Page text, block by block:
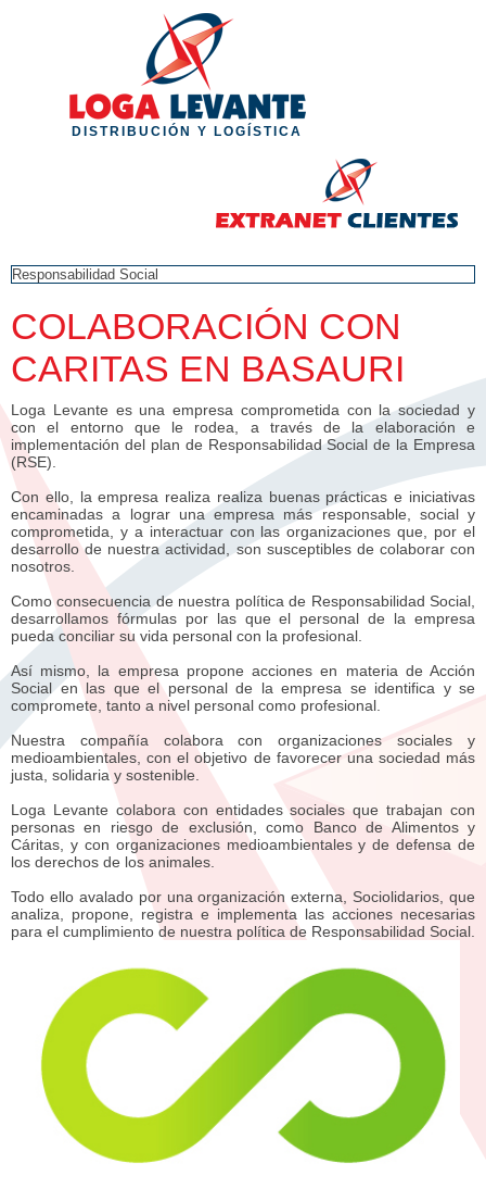
DISTRIBUCIÓN Y LOGÍSTICA
COLABORACIÓN CON
CARITAS EN BASAURI
Loga Levante es una empresa comprometida con la sociedad y
con el entorno que le rodea, a través de la elaboración e
implementación del plan de Responsabilidad Social de la Empresa
(RSE).
Con ello, la empresa realiza realiza buenas prácticas e iniciativas
encaminadas a lograr una empresa más responsable, social y
comprometida, y a interactuar con las organizaciones que, por el
desarrollo de nuestra actividad, son susceptibles de colaborar con
nosotros.
Como consecuencia de nuestra política de Responsabilidad Social,
desarrollamos fórmulas por las que el personal de la empresa
pueda conciliar su vida personal con la profesional.
Así mismo, la empresa propone acciones en materia de Acción
Social en las que el personal de la empresa se identifica y se
compromete, tanto a nivel personal como profesional.
Nuestra compañía colabora con organizaciones sociales y
medioambientales, con el objetivo de favorecer una sociedad más
justa, solidaria y sostenible.
Loga Levante colabora con entidades sociales que trabajan con
personas en riesgo de exclusión, como Banco de Alimentos y
Cáritas, y con organizaciones medioambientales y de defensa de
los derechos de los animales.
Todo ello avalado por una organización externa, Sociolidarios, que
analiza, propone, registra e implementa las acciones necesarias
para el cumplimiento de nuestra política de Responsabilidad Social.